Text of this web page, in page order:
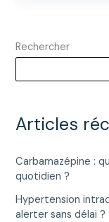
l’impact
la
des
jeunes
Rechercher
Articles
Carbamazépine :
quotidien ?
Hypertension
alerter sans délai ?